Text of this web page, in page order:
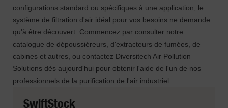
configurations standard ou spécifiques à une application, le
système de filtration d'air idéal pour vos besoins ne demande
qu'à être découvert. Commencez par consulter notre
catalogue de dépoussiéreurs, d'extracteurs de fumées, de
cabines et autres, ou contactez Diversitech Air Pollution
Solutions dès aujourd'hui pour obtenir l'aide de l'un de nos
professionnels de la purification de l'air industriel.
SwiftStock